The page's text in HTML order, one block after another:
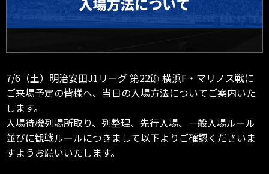
7/6（土）明治安田J1リーグ 第22節 横浜F・マリノス戦に
ご来場予定の皆様へ、当日の入場方法についてご案内いた
します。
入場待機列場所取り、列整理、先行入場、一般入場ルール
並びに観戦ルールにつきまして以下よりご確認くださいま
すようお願いいたします。